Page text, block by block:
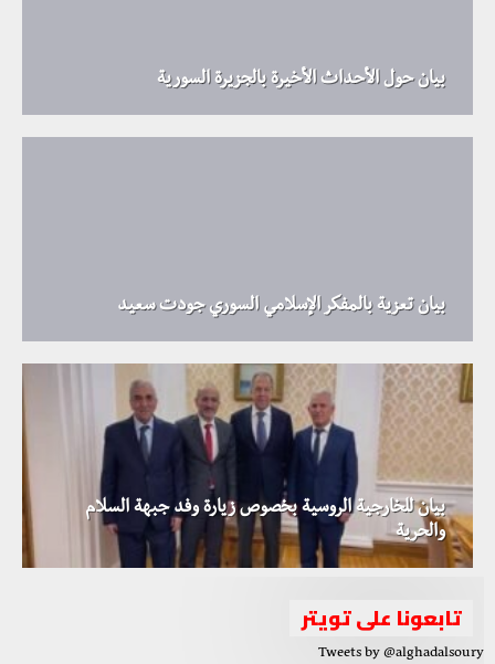
بيان حول الأحداث الأخيرة بالجزيرة السورية
بيان تعزية بالمفكر الإسلامي السوري جودت سعيد
بيان للخارجية الروسية بخصوص زيارة وفد جبهة السلام
والحرية
تابعونا على تويتر
Tweets by @alghadalsoury